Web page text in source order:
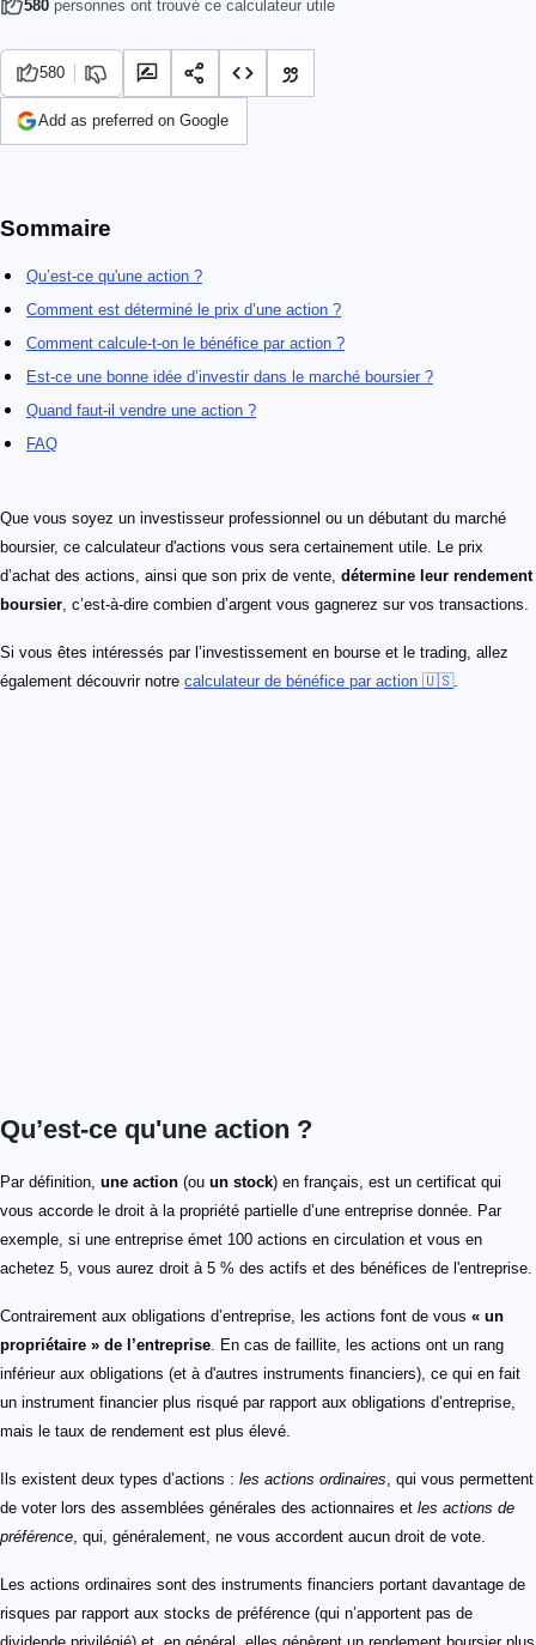
580 personnes ont trouvé ce calculateur utile
580
Add as preferred on Google
Sommaire
Qu’est-ce qu'une action ?
Comment est déterminé le prix d’une action ?
Comment calcule-t-on le bénéfice par action ?
Est-ce une bonne idée d’investir dans le marché boursier ?
Quand faut-il vendre une action ?
FAQ
Que vous soyez un investisseur professionnel ou un débutant du marché
boursier, ce calculateur d'actions vous sera certainement utile. Le prix
d’achat des actions, ainsi que son prix de vente, détermine leur rendement
boursier, c’est-à-dire combien d’argent vous gagnerez sur vos transactions.
Si vous êtes intéressés par l’investissement en bourse et le trading, allez
également découvrir notre calculateur de bénéfice par action 🇺🇸.
Qu’est-ce qu'une action ?
Par définition, une action (ou un stock) en français, est un certificat qui
vous accorde le droit à la propriété partielle d’une entreprise donnée. Par
exemple, si une entreprise émet 100 actions en circulation et vous en
achetez 5, vous aurez droit à 5 % des actifs et des bénéfices de l'entreprise.
Contrairement aux obligations d’entreprise, les actions font de vous « un
propriétaire » de l’entreprise. En cas de faillite, les actions ont un rang
inférieur aux obligations (et à d'autres instruments financiers), ce qui en fait
un instrument financier plus risqué par rapport aux obligations d’entreprise,
mais le taux de rendement est plus élevé.
Ils existent deux types d’actions : les actions ordinaires, qui vous permettent
de voter lors des assemblées générales des actionnaires et les actions de
préférence, qui, généralement, ne vous accordent aucun droit de vote.
Les actions ordinaires sont des instruments financiers portant davantage de
risques par rapport aux stocks de préférence (qui n’apportent pas de